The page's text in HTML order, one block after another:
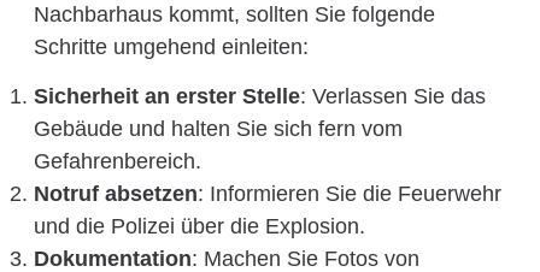
Nachbarhaus kommt, sollten Sie folgende
Schritte umgehend einleiten:
Sicherheit an erster Stelle: Verlassen Sie das
Gebäude und halten Sie sich fern vom
Gefahrenbereich.
Notruf absetzen: Informieren Sie die Feuerwehr
und die Polizei über die Explosion.
Dokumentation: Machen Sie Fotos von